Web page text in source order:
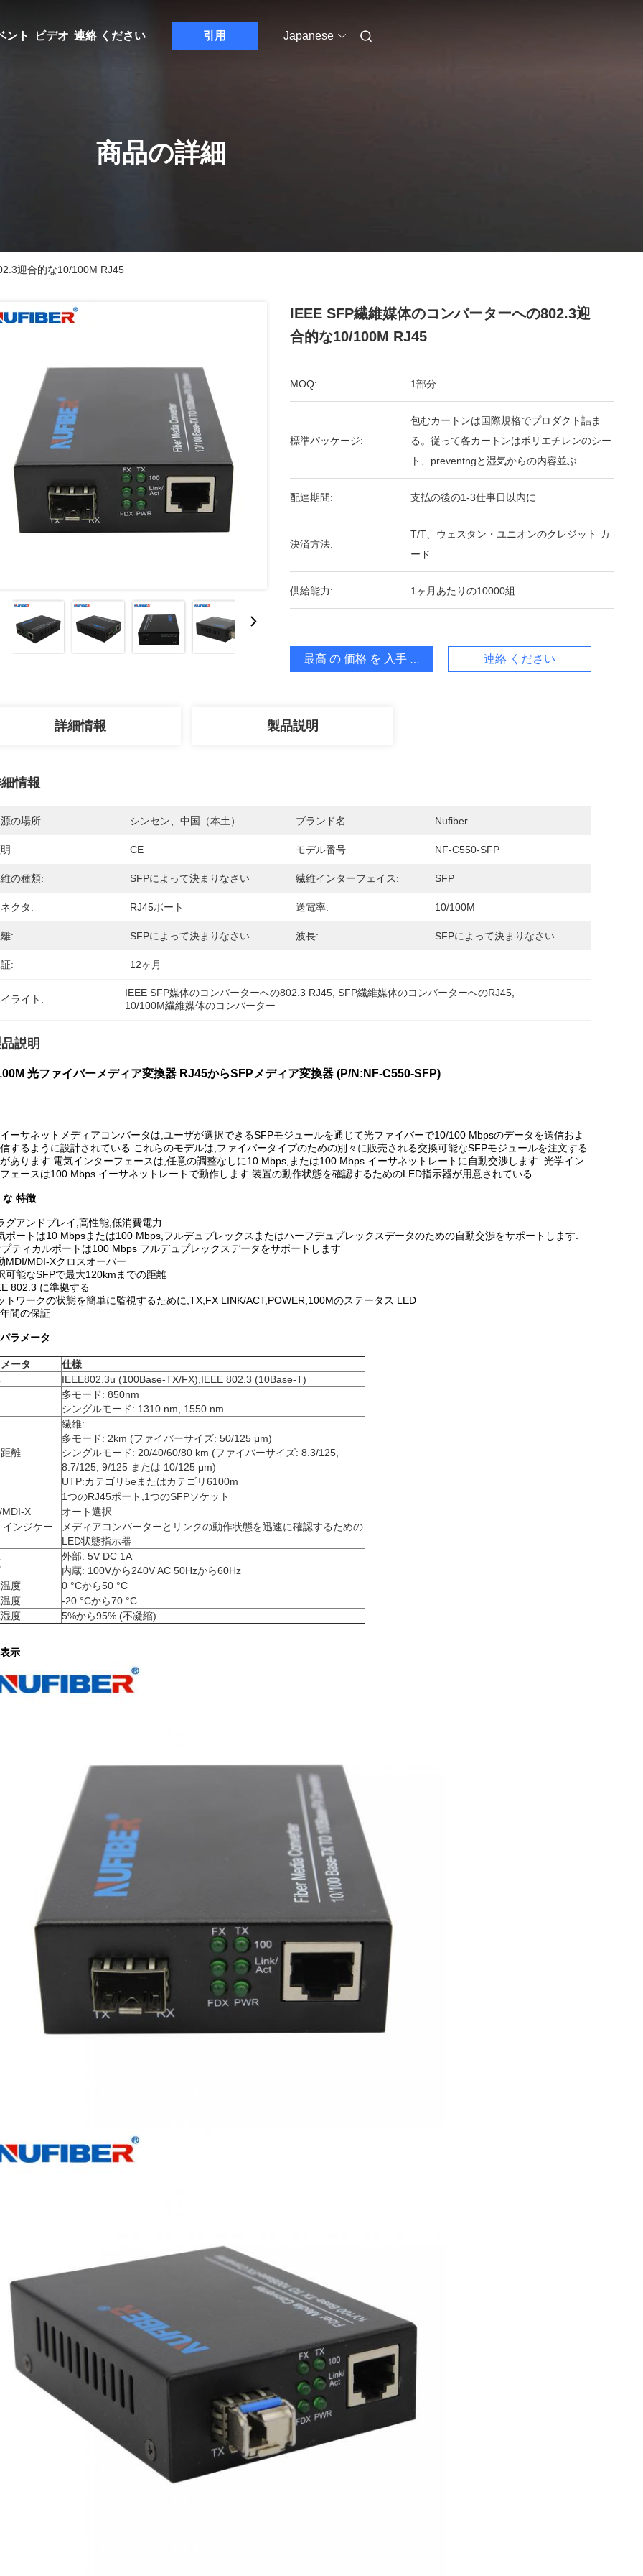
ント ビデオ 連絡 ください 引用 Japanese
商品の詳細
迎合的な10/100M RJ45
IEEE SFP繊維媒体のコンバーターへの802.3迎
合的な10/100M RJ45
MOQ: 1部分
標準パッケージ:
包むカートンは国際規格でプロダクト詰ま
る。従って各カートンはポリエチレンのシー
ト、preventngと湿気からの内容並ぶ
配達期間: 支払の後の1-3仕事日以内に
決済方法:
T/T、ウェスタン・ユニオンのクレジット カ
ード
供給能力: 1ヶ月あたりの10000組
最高 の 価格 を 入手 する 連絡 ください
詳細情報 製品説明
情報
の場所 シンセン、中国（本土） ブランド名 Nufiber
CE モデル番号 NF-C550-SFP
の種類: SFPによって決まりなさい 繊維インターフェイス: SFP
クタ: RJ45ポート 送電率: 10/100M
: SFPによって決まりなさい 波長: SFPによって決まりなさい
: 12ヶ月
ライト:
IEEE SFP媒体のコンバーターへの802.3 RJ45 , SFP繊維媒体のコンバーターへのRJ45
10/100M繊維媒体のコンバーター
説明
光ファイバーメディア変換器 RJ45からSFPメディア変換器 (P/N:NF-C550-SFP)
ーサネットメディアコンバータは,ユーザが選択できるSFPモジュールを通じて光ファイバーで10/100 Mbpsのデータを送信およ
するように設計されている.これらのモデルは,ファイバータイプのための別々に販売される交換可能なSFPモジュールを注文する
あります.電気インターフェースは,任意の調整なしに10 Mbps,または100 Mbps イーサネットレートに自動交渉します. 光学イン
ェースは100 Mbps イーサネットレートで動作します.装置の動作状態を確認するためのLED指示器が用意されている..
な 特徴
グアンドプレイ,高性能,低消費電力
ポートは10 Mbpsまたは100 Mbps,フルデュプレックスまたはハーフデュプレックスデータのための自動交渉をサポートします.
ティカルポートは100 Mbps フルデュプレックスデータをサポートします
MDI/MDI-Xクロスオーバー
可能なSFPで最大120kmまでの距離
802.3 に準拠する
トワークの状態を簡単に監視するために,TX,FX LINK/ACT,POWER,100Mのステータス LED
間の保証
ラメータ
ータ
仕様
IEEE802.3u (100Base-TX/FX),IEEE 802.3 (10Base-T)
多モード: 850nm
シングルモード: 1310 nm, 1550 nm
離
繊維:
多モード: 2km (ファイバーサイズ: 50/125 μm)
シングルモード: 20/40/60/80 km (ファイバーサイズ: 8.3/125,
8.7/125, 9/125 または 10/125 μm)
UTP:カテゴリ5eまたはカテゴリ6100m
1つのRJ45ポート,1つのSFPソケット
X
オート選択
インジケー
メディアコンバーターとリンクの動作状態を迅速に確認するための
LED状態指示器
外部: 5V DC 1A
内蔵: 100Vから240V AC 50Hzから60Hz
度
0 °Cから50 °C
度
-20 °Cから70 °C
度
5%から95% (不凝縮)
示